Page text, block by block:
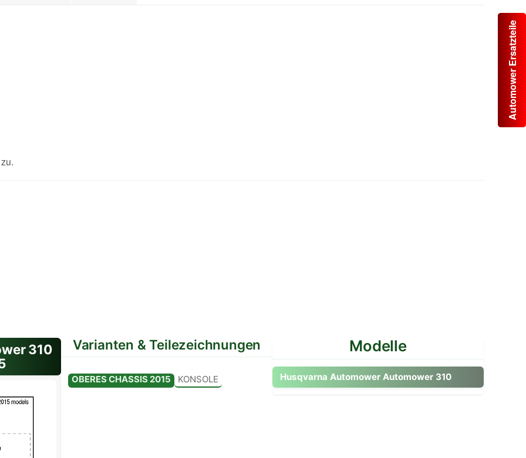
Automower Ersatzteile
310
Varianten & Teilezeichnungen
Variante: Standard
OBERES CHASSIS 2015 KONSOLE
Modelle
Husqvarna Automower Automower 310
Zum Modell gehen